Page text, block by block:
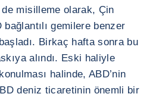
de misilleme olarak, Çin
bağlantılı gemilere benzer
Birkaç hafta sonra bu
alındı. Eski haliyle
halinde, ABD’nin
deniz ticaretinin önemli bir